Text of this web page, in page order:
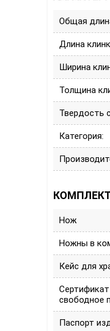
Общая
Длина
Ширина
Толщина
Твердость
Категория:
Нож
Ножны в
Кейс для
свободное
Паспорт